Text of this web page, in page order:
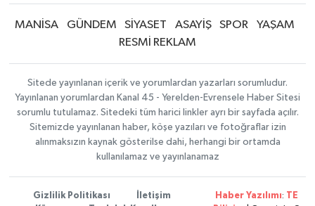
MANİSA GÜNDEM SİYASET ASAYİŞ SPOR
YAŞAM
RESMİ REKLAM
Sitede yayınlanan içerik ve yorumlardan yazarları sorumludur.
Yayınlanan yorumlardan Kanal 45 - Yerelden-Evrensele Haber Sitesi
sorumlu tutulamaz. Sitedeki tüm harici linkler ayrı bir sayfada açılır.
Sitemizde yayınlanan haber, köşe yazıları ve fotoğraflar izin
alınmaksızın kaynak gösterilse dahi, herhangi bir ortamda
kullanılamaz ve yayınlanamaz
Gizlilik Politikası
İletişim
Haber Yazılımı: TE